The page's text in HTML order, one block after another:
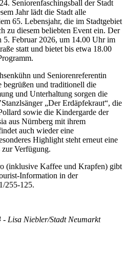
Seniorenfaschingsball der Stadt
Jahr lädt die Stadt alle
65. Lebensjahr, die im Stadtgebiet
zu diesem beliebten Event ein. Der
5. Februar 2026, um 14.00 Uhr im
statt und bietet bis etwa 18.00
und Seniorenreferentin
begrüßen und traditionell die
und Unterhaltung sorgen die
„Der Erdäpfekraut“, die
sowie die Kindergarde der
aus Nürnberg mit ihrem
auch wieder eine
Highlight steht erneut eine
Verfügung.
(inklusive Kaffee und Krapfen) gibt
Information in der
255-125.
- Lisa Niebler/Stadt Neumarkt